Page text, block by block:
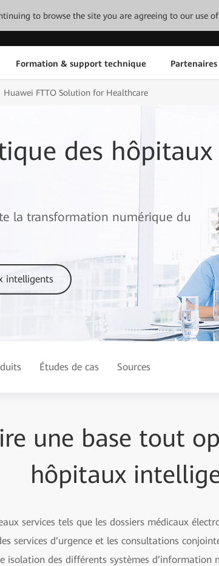
to browse the site you are agreeing to our use of
Formation & support technique Partenaires
Huawei FTTO Solution for Healthcare
des hôpitaux
la transformation numérique du
intelligents
Études de cas Sources
une base tout
hôpitaux
services tels que les dossiers médicaux
services d’urgence et les consultations
isolation des différents systèmes d’information